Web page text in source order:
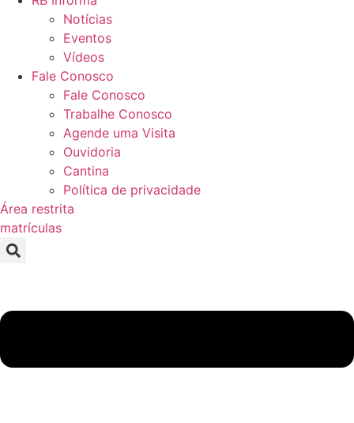
Notícias
Eventos
Vídeos
Fale Conosco
Fale Conosco
Trabalhe Conosco
Agende uma Visita
Ouvidoria
Cantina
Política de privacidade
Área restrita
matrículas